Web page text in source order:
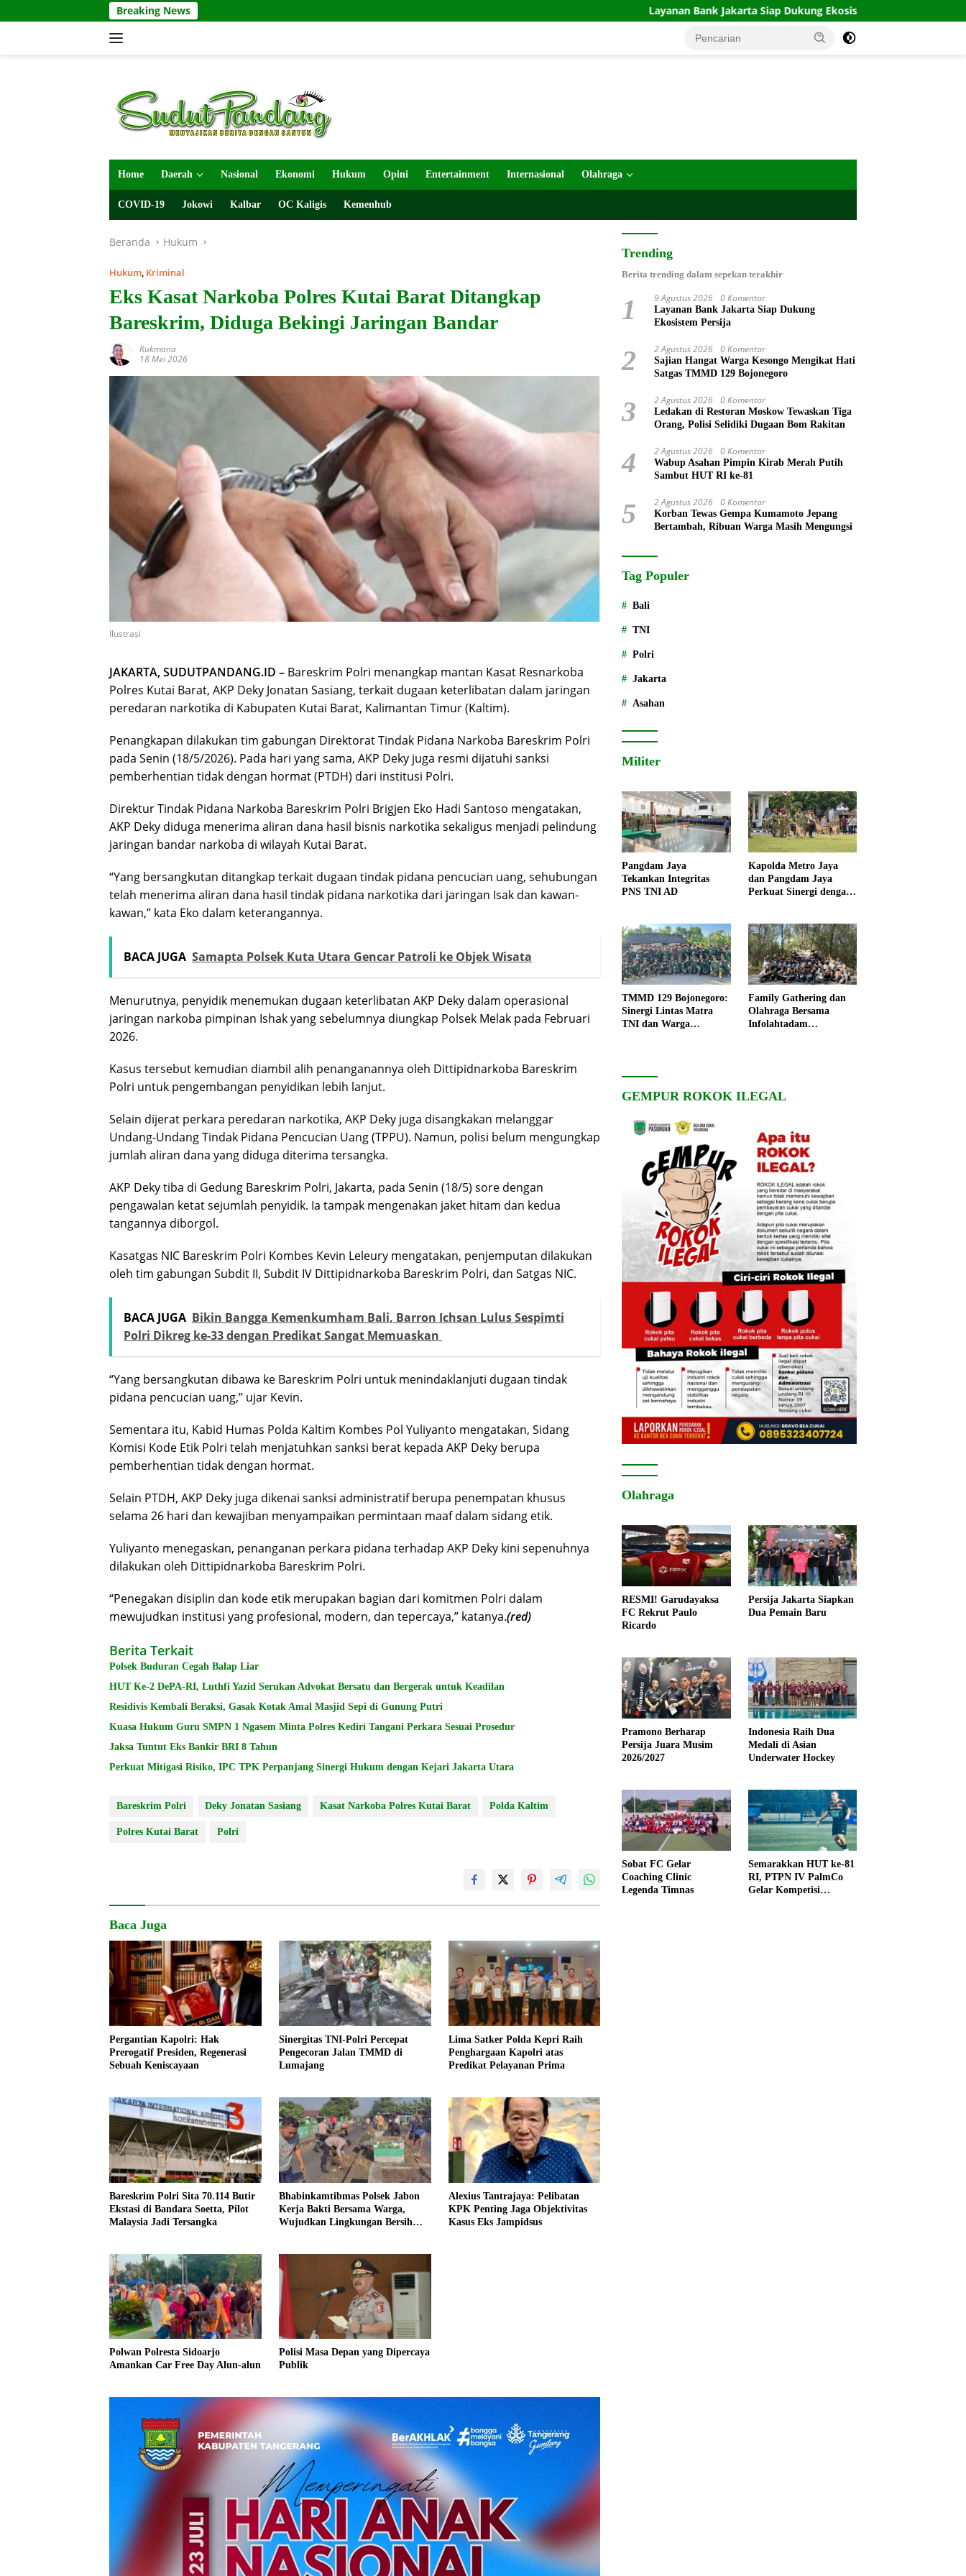
ke
Breaking News Layanan Bank Jakarta Siap Dukung Ekosistem Persija
Home Daerah Nasional Ekonomi Hukum Opini Entertainment Internasional Olahraga
COVID-19 Jokowi Kalbar OC Kaligis Kemenhub
Beranda Hukum
Hukum, Kriminal
Eks Kasat Narkoba Polres Kutai Barat Ditangkap
Bareskrim, Diduga Bekingi Jaringan Bandar
Rukmana
18 Mei 2026
Ilustrasi
JAKARTA, SUDUTPANDANG.ID – Bareskrim Polri menangkap mantan Kasat Resnarkoba
Polres Kutai Barat, AKP Deky Jonatan Sasiang, terkait dugaan keterlibatan dalam jaringan
peredaran narkotika di Kabupaten Kutai Barat, Kalimantan Timur (Kaltim).
Penangkapan dilakukan tim gabungan Direktorat Tindak Pidana Narkoba Bareskrim Polri
pada Senin (18/5/2026). Pada hari yang sama, AKP Deky juga resmi dijatuhi sanksi
pemberhentian tidak dengan hormat (PTDH) dari institusi Polri.
Direktur Tindak Pidana Narkoba Bareskrim Polri Brigjen Eko Hadi Santoso mengatakan,
AKP Deky diduga menerima aliran dana hasil bisnis narkotika sekaligus menjadi pelindung
jaringan bandar narkoba di wilayah Kutai Barat.
“Yang bersangkutan ditangkap terkait dugaan tindak pidana pencucian uang, sehubungan
telah menerima aliran dana hasil tindak pidana narkotika dari jaringan Isak dan kawan-
kawan,” kata Eko dalam keterangannya.
BACA JUGA Samapta Polsek Kuta Utara Gencar Patroli ke Objek Wisata
Menurutnya, penyidik menemukan dugaan keterlibatan AKP Deky dalam operasional
jaringan narkoba pimpinan Ishak yang sebelumnya diungkap Polsek Melak pada Februari
2026.
Kasus tersebut kemudian diambil alih penanganannya oleh Dittipidnarkoba Bareskrim
Polri untuk pengembangan penyidikan lebih lanjut.
Selain dijerat perkara peredaran narkotika, AKP Deky juga disangkakan melanggar
Undang-Undang Tindak Pidana Pencucian Uang (TPPU). Namun, polisi belum mengungkap
jumlah aliran dana yang diduga diterima tersangka.
AKP Deky tiba di Gedung Bareskrim Polri, Jakarta, pada Senin (18/5) sore dengan
pengawalan ketat sejumlah penyidik. Ia tampak mengenakan jaket hitam dan kedua
tangannya diborgol.
Kasatgas NIC Bareskrim Polri Kombes Kevin Leleury mengatakan, penjemputan dilakukan
oleh tim gabungan Subdit II, Subdit IV Dittipidnarkoba Bareskrim Polri, dan Satgas NIC.
BACA JUGA Bikin Bangga Kemenkumham Bali, Barron Ichsan Lulus Sespimti
Polri Dikreg ke-33 dengan Predikat Sangat Memuaskan
“Yang bersangkutan dibawa ke Bareskrim Polri untuk menindaklanjuti dugaan tindak
pidana pencucian uang,” ujar Kevin.
Sementara itu, Kabid Humas Polda Kaltim Kombes Pol Yuliyanto mengatakan, Sidang
Komisi Kode Etik Polri telah menjatuhkan sanksi berat kepada AKP Deky berupa
pemberhentian tidak dengan hormat.
Selain PTDH, AKP Deky juga dikenai sanksi administratif berupa penempatan khusus
selama 26 hari dan kewajiban menyampaikan permintaan maaf dalam sidang etik.
Yuliyanto menegaskan, penanganan perkara pidana terhadap AKP Deky kini sepenuhnya
dilakukan oleh Dittipidnarkoba Bareskrim Polri.
“Penegakan disiplin dan kode etik merupakan bagian dari komitmen Polri dalam
mewujudkan institusi yang profesional, modern, dan tepercaya,” katanya.(red)
Berita Terkait
Polsek Buduran Cegah Balap Liar
HUT Ke-2 DePA-RI, Luthfi Yazid Serukan Advokat Bersatu dan Bergerak untuk Keadilan
Residivis Kembali Beraksi, Gasak Kotak Amal Masjid Sepi di Gunung Putri
Kuasa Hukum Guru SMPN 1 Ngasem Minta Polres Kediri Tangani Perkara Sesuai Prosedur
Jaksa Tuntut Eks Bankir BRI 8 Tahun
Perkuat Mitigasi Risiko, IPC TPK Perpanjang Sinergi Hukum dengan Kejari Jakarta Utara
Bareskrim Polri Deky Jonatan Sasiang Kasat Narkoba Polres Kutai Barat Polda Kaltim
Polres Kutai Barat Polri
Baca Juga
Pergantian Kapolri: Hak
Prerogatif Presiden, Regenerasi
Sebuah Keniscayaan
Sinergitas TNI-Polri Percepat
Pengecoran Jalan TMMD di
Lumajang
Lima Satker Polda Kepri Raih
Penghargaan Kapolri atas
Predikat Pelayanan Prima
Bareskrim Polri Sita 70.114 Butir
Ekstasi di Bandara Soetta, Pilot
Malaysia Jadi Tersangka
Bhabinkamtibmas Polsek Jabon
Kerja Bakti Bersama Warga,
Wujudkan Lingkungan Bersih
Alexius Tantrajaya: Pelibatan
KPK Penting Jaga Objektivitas
Kasus Eks Jampidsus
Polwan Polresta Sidoarjo
Amankan Car Free Day Alun-alun
Polisi Masa Depan yang Dipercaya
Publik
Trending
Berita trending dalam sepekan terakhir
1 9 Agustus 2026 0 Komentar
Layanan Bank Jakarta Siap Dukung
Ekosistem Persija
2 2 Agustus 2026 0 Komentar
Sajian Hangat Warga Kesongo Mengikat Hati
Satgas TMMD 129 Bojonegoro
3 2 Agustus 2026 0 Komentar
Ledakan di Restoran Moskow Tewaskan Tiga
Orang, Polisi Selidiki Dugaan Bom Rakitan
4 2 Agustus 2026 0 Komentar
Wabup Asahan Pimpin Kirab Merah Putih
Sambut HUT RI ke-81
5 2 Agustus 2026 0 Komentar
Korban Tewas Gempa Kumamoto Jepang
Bertambah, Ribuan Warga Masih Mengungsi
Tag Populer
Bali
TNI
Polri
Jakarta
Asahan
Militer
Pangdam Jaya
Tekankan Integritas
PNS TNI AD
Kapolda Metro Jaya
dan Pangdam Jaya
Perkuat Sinergi dengan
TMMD 129 Bojonegoro:
Sinergi Lintas Matra
TNI dan Warga
Family Gathering dan
Olahraga Bersama
Infolahtadam
GEMPUR ROKOK ILEGAL
Olahraga
RESMI! Garudayaksa
FC Rekrut Paulo
Ricardo
Persija Jakarta Siapkan
Dua Pemain Baru
Pramono Berharap
Persija Juara Musim
2026/2027
Indonesia Raih Dua
Medali di Asian
Underwater Hockey
Sobat FC Gelar
Coaching Clinic
Legenda Timnas
Semarakkan HUT ke-81
RI, PTPN IV PalmCo
Gelar Kompetisi